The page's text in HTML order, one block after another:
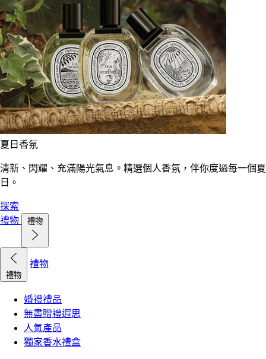
夏日香氛
清新、閃耀、充滿陽光氣息。精選個人香氛，伴你度過每一個夏
日。
探索
禮物
禮物
禮物
禮物
婚禮禮品
無盡贈禮遐思
人氣產品
獨家香水禮盒